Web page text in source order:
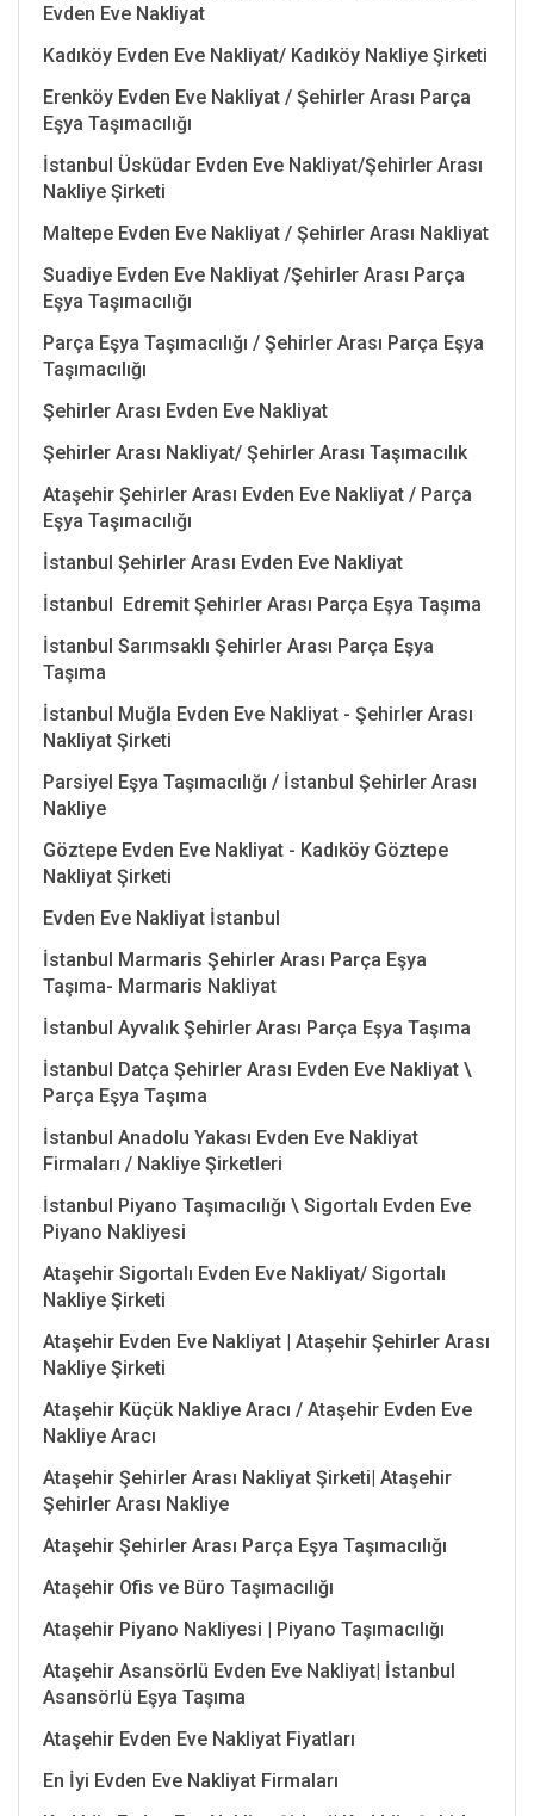
Evden Eve Nakliyat
Kadıköy Evden Eve Nakliyat/ Kadıköy Nakliye Şirketi
Erenköy Evden Eve Nakliyat / Şehirler Arası Parça
Eşya Taşımacılığı
İstanbul Üsküdar Evden Eve Nakliyat/Şehirler Arası
Nakliye Şirketi
Maltepe Evden Eve Nakliyat / Şehirler Arası Nakliyat
Suadiye Evden Eve Nakliyat /Şehirler Arası Parça
Eşya Taşımacılığı
Parça Eşya Taşımacılığı / Şehirler Arası Parça Eşya
Taşımacılığı
Şehirler Arası Evden Eve Nakliyat
Şehirler Arası Nakliyat/ Şehirler Arası Taşımacılık
Ataşehir Şehirler Arası Evden Eve Nakliyat / Parça
Eşya Taşımacılığı
İstanbul Şehirler Arası Evden Eve Nakliyat
İstanbul Edremit Şehirler Arası Parça Eşya Taşıma
İstanbul Sarımsaklı Şehirler Arası Parça Eşya
Taşıma
İstanbul Muğla Evden Eve Nakliyat - Şehirler Arası
Nakliyat Şirketi
Parsiyel Eşya Taşımacılığı / İstanbul Şehirler Arası
Nakliye
Göztepe Evden Eve Nakliyat - Kadıköy Göztepe
Nakliyat Şirketi
Evden Eve Nakliyat İstanbul
İstanbul Marmaris Şehirler Arası Parça Eşya
Taşıma- Marmaris Nakliyat
İstanbul Ayvalık Şehirler Arası Parça Eşya Taşıma
İstanbul Datça Şehirler Arası Evden Eve Nakliyat \
Parça Eşya Taşıma
İstanbul Anadolu Yakası Evden Eve Nakliyat
Firmaları / Nakliye Şirketleri
İstanbul Piyano Taşımacılığı \ Sigortalı Evden Eve
Piyano Nakliyesi
Ataşehir Sigortalı Evden Eve Nakliyat/ Sigortalı
Nakliye Şirketi
Ataşehir Evden Eve Nakliyat | Ataşehir Şehirler Arası
Nakliye Şirketi
Ataşehir Küçük Nakliye Aracı / Ataşehir Evden Eve
Nakliye Aracı
Ataşehir Şehirler Arası Nakliyat Şirketi| Ataşehir
Şehirler Arası Nakliye
Ataşehir Şehirler Arası Parça Eşya Taşımacılığı
Ataşehir Ofis ve Büro Taşımacılığı
Ataşehir Piyano Nakliyesi | Piyano Taşımacılığı
Ataşehir Asansörlü Evden Eve Nakliyat| İstanbul
Asansörlü Eşya Taşıma
Ataşehir Evden Eve Nakliyat Fiyatları
En İyi Evden Eve Nakliyat Firmaları